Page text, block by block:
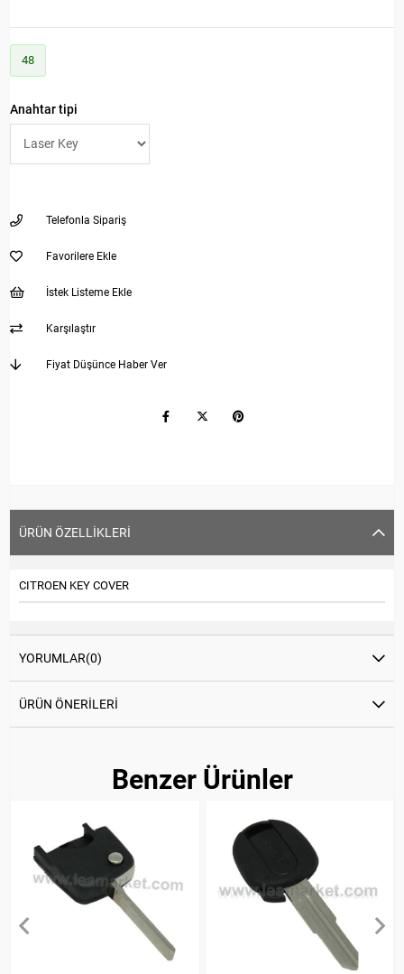
48
Anahtar tipi
Telefonla Sipariş
Favorilere Ekle
İstek Listeme Ekle
Karşılaştır
Fiyat Düşünce Haber Ver
ÜRÜN ÖZELLIKLERI
CITROEN KEY COVER
YORUMLAR(0)
ÜRÜN ÖNERILERI
Benzer Ürünler